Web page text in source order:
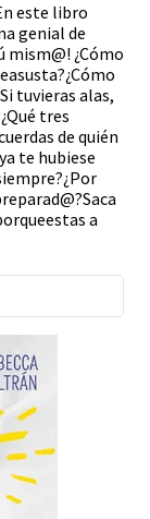
este libro
genial de
mism@! ¿Cómo
tuvieras alas,
tres
de quién
te hubiese
a